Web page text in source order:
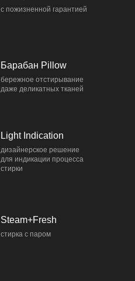
с пожизненной гарантией
Барабан Pillow
бережное отстирывание
даже деликатных тканей
Light Indication
дизайнерское решение
для индикации процесса
стирки
Steam+Fresh
cтирка с паром